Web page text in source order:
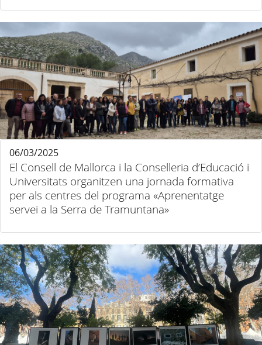
El Consell de Mallorca i la Conselleria d’Educació i
Universitats organitzen una jornada formativa
per als centres del programa «Aprenentatge
servei a la Serra de Tramuntana»
06/03/2025